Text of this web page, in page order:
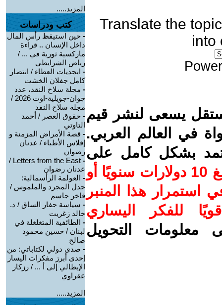
Translate the topic
into
يسعى لنشر قيم
في العالم العربي.
بشكل كامل على
ساهم/ي معنا! بدعمكم بمبلغ 10 دولارات سنويًا أو
استمرار هذا المنبر
للفكر اليساري
معلومات التحويل
المزيد.....
كتب ودراسات
- حين استيقظ رأس المال
داخل الإنسان .. قراءة
ماركسية ثورية في ... /
رياض الشرايطي
- ابجديات العطاء / انتصار
كامل جفلان الخشت
- مجلة سلاح النقد، عدد
جوان-جويلية-اوت 2026 /
مجلة سلاح النقد
- حقوق العصر / أحمد
التاوتي
- قصة الأمراض المزمنة و
إفلاس الأطباء / عدنان
رضوان
-
Letters from the East /
عدنان رضوان
- العولمة الرأسمالية:
جدل المجرد والملموس /
فاخر جاسم
- سياسة حفار الساق / د.
خالد زغريت
- الطائفية المتغلغلة في
لبنان / حسين محمود
صالح
- صدى دولي لكتاباتي: من
إحدى أبرز مفكرات اليسار
الإيطالي إلى أ ... / رزكار
عقراوي
المزيد.....